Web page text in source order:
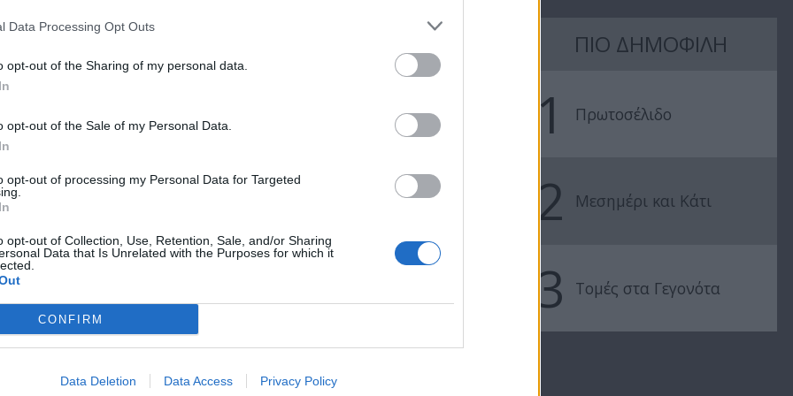
Data Processing Opt Outs
opt-out of the Sharing of my personal data.
opt-out of the Sale of my Personal Data.
opt-out of processing my Personal Data for Targeted
opt-out of Collection, Use, Retention, Sale, and/or Sharing
Data that Is Unrelated with the Purposes for which it
CONFIRM
Data Deletion Data Access Privacy Policy
μυστικό που την αφορά.
Γαλάτεια επ 208
Γαλάτεια επ
Γαλάτεια Δ'
ΠΙΟ ΔΗΜΟΦΙΛΗ
1 Πρωτοσέλιδο
2 Μεσημέρι και Κάτι
3 Τομές στα Γεγονότα